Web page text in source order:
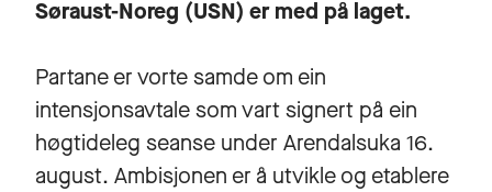
Søraust-Noreg (USN) er med på laget.
Partane er vorte samde om ein
intensjonsavtale som vart signert på ein
høgtideleg seanse under Arendalsuka 16.
august. Ambisjonen er å utvikle og etablere